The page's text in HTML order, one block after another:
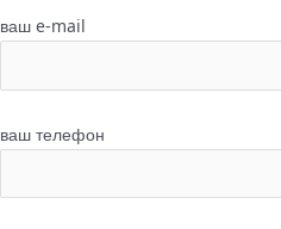
ваш e-mail
ваш телефон